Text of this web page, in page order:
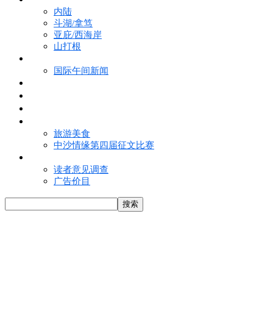
内陆
斗湖/拿笃
亚庇/西海岸
山打根
国际午间新闻
旅游美食
中沙情缘第四届征文比赛
读者意见调查
广告价目